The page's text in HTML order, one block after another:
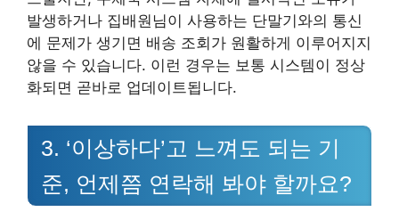
발생하거나 집배원님이 사용하는 단말기와의 통신
에 문제가 생기면 배송 조회가 원활하게 이루어지지
않을 수 있습니다. 이런 경우는 보통 시스템이 정상
화되면 곧바로 업데이트됩니다.
3. ‘이상하다’고 느껴도 되는 기
준, 언제쯤 연락해 봐야 할까요?